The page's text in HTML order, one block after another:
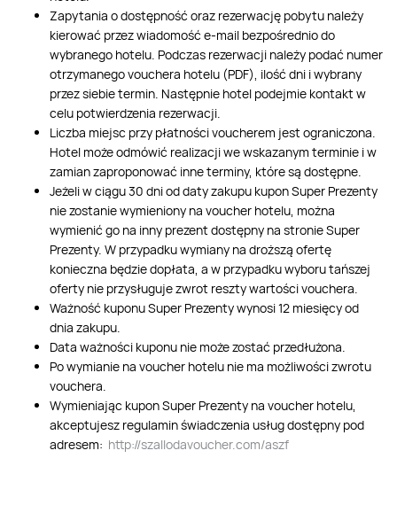
Zapytania o dostępność oraz rezerwację pobytu należy
kierować przez wiadomość e-mail bezpośrednio do
wybranego hotelu. Podczas rezerwacji należy podać numer
otrzymanego vouchera hotelu (PDF), ilość dni i wybrany
przez siebie termin. Następnie hotel podejmie kontakt w
celu potwierdzenia rezerwacji.
Liczba miejsc przy płatności voucherem jest ograniczona.
Hotel może odmówić realizacji we wskazanym terminie i w
zamian zaproponować inne terminy, które są dostępne.
Jeżeli w ciągu 30 dni od daty zakupu kupon Super Prezenty
nie zostanie wymieniony na voucher hotelu, można
wymienić go na inny prezent dostępny na stronie Super
Prezenty. W przypadku wymiany na droższą ofertę
konieczna będzie dopłata, a w przypadku wyboru tańszej
oferty nie przysługuje zwrot reszty wartości vouchera.
Ważność kuponu Super Prezenty wynosi 12 miesięcy od
dnia zakupu.
Data ważności kuponu nie może zostać przedłużona.
Po wymianie na voucher hotelu nie ma możliwości zwrotu
vouchera.
Wymieniając kupon Super Prezenty na voucher hotelu,
akceptujesz regulamin świadczenia usług dostępny pod
adresem: http://szallodavoucher.com/aszf